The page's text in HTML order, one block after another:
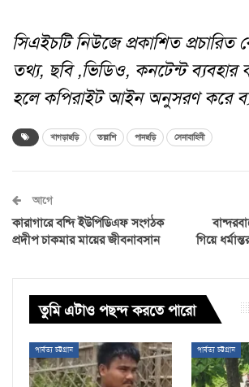
সিএইচটি নিউজে প্রকাশিত প্রচারিত
তথ্য, ছবি ,ভিডিও, কনটেন্ট ব্যবহার
হলে কপিরাইট আইন অনুসরণ করে
খাগড়াছড়ি তল্লাশি পানছড়ি সেনাবাহিনী
আগে
কারাগারে বন্দি ইউপিডিএফ সংগঠক
প্রদীপ চাকমার মায়ের জীবনাবসান
গিয়ে
তুমি এটাও পছন্দ করতে পারো
পার্বত্য চট্টগ্রাম পার্বত্য চট্টগ্রাম